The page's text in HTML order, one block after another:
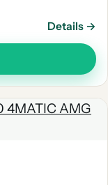
Details →